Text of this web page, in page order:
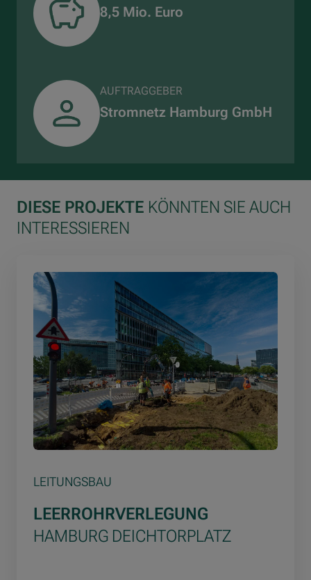
8,5 Mio. Euro
AUFTRAGGEBER
Stromnetz Hamburg GmbH
DIESE PROJEKTE KÖNNTEN SIE AUCH
INTERESSIEREN
LEITUNGSBAU
LEERROHRVERLEGUNG
HAMBURG DEICHTORPLATZ